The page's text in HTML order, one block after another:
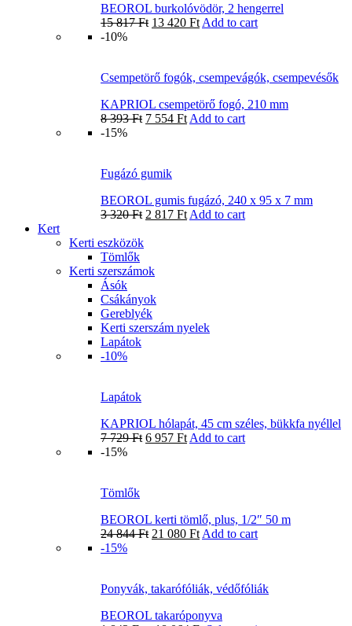
BEOROL burkolóvödör, 2 hengerrel
15 817Ft 13 420 Ft Add to cart
-10%
Csempetörő fogók, csempevágók, csempevésők
KAPRIOL csempetörő fogó, 210 mm
8 393Ft 7 554 Ft Add to cart
-15%
Fugázó gumik
BEOROL gumis fugázó, 240 x 95 x 7 mm
3 320Ft 2 817 Ft Add to cart
Kert
Kerti eszközök
Tömlők
Kerti szerszámok
Ásók
Csákányok
Gereblyék
Kerti szerszám nyelek
Lapátok
-10%
Lapátok
KAPRIOL hólapát, 45 cm széles, bükkfa nyéllel
7 729Ft 6 957 Ft Add to cart
-15%
Tömlők
BEOROL kerti tömlő, plus, 1/2″ 50 m
24 844Ft 21 080 Ft Add to cart
-15%
Ponyvák, takarófóliák, védőfóliák
BEOROL takaróponyva